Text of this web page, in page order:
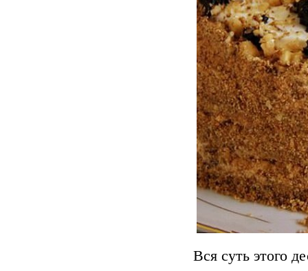
Вся суть этого